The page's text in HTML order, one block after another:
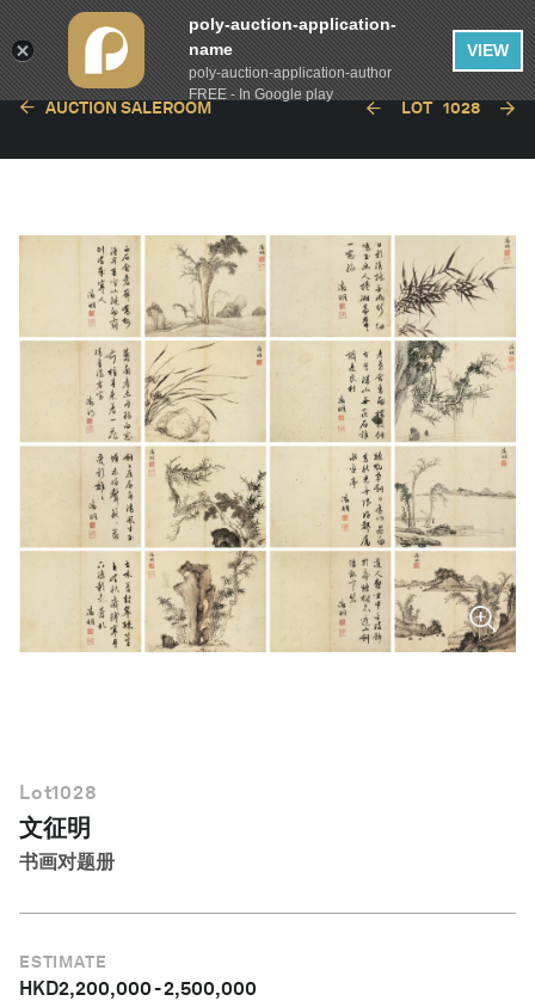
简体中文
AUCTION SALEROOM LOT 1028
Lot1028
文征明
书画对题册
ESTIMATE
HKD2,200,000-2,500,000
poly-auction-application-
name
poly-auction-application-author
FREE - In Google play
VIEW